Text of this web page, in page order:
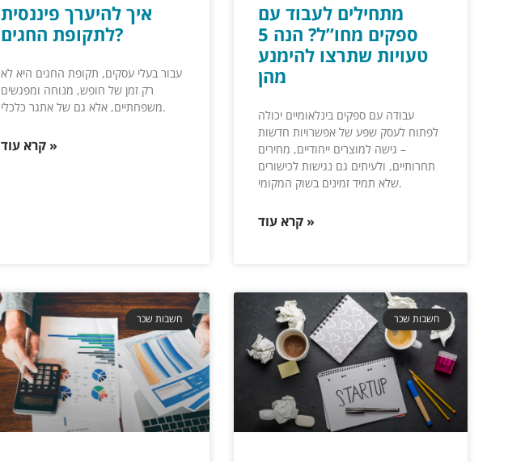
איך להיערך פיננסית
לתקופת החגים?
עבור בעלי עסקים, תקופת החגים היא לא
רק זמן של חופש, מנוחה ומפגשים
משפחתיים, אלא גם של אתגר כלכלי.
קרא עוד »
מתחילים לעבוד עם
ספקים מחו”ל? הנה 5
טעויות שתרצו להימנע
מהן
עבודה עם ספקים בינלאומיים יכולה
לפתוח לעסק שפע של אפשרויות חדשות
– גישה למוצרים ייחודיים, מחירים
תחרותיים, ולעיתים גם נגישות לכישורים
שלא תמיד זמינים בשוק המקומי.
קרא עוד »
חשבות שכר חשבות שכר